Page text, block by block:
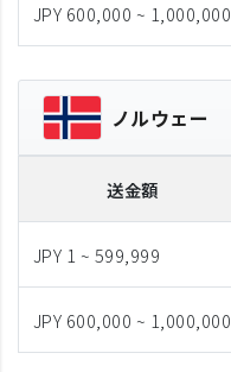
JPY 600,000 ~ 1,000,000
ノルウェー
送金額
JPY 1 ~ 599,999
JPY 600,000 ~ 1,000,000